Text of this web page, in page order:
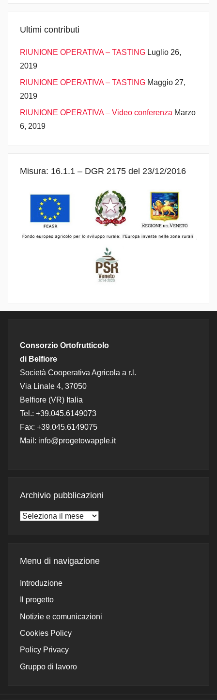
Ultimi contributi
RIUNIONE OPERATIVA – TASTING Luglio 26,
2019
RIUNIONE OPERATIVA – TASTING Maggio 27,
2019
RIUNIONE OPERATIVA – Video conferenza Marzo
6, 2019
Misura: 16.1.1 – DGR 2175 del 23/12/2016
Consorzio Ortofrutticolo
di Belfiore
Società Cooperativa Agricola a r.l.
Via Linale 4, 37050
Belfiore (VR) Italia
Tel.: +39.045.6149073
Fax: +39.045.6149075
Mail: info@progetowapple.it
Archivio pubblicazioni
Archivio
Menu di navigazione
Introduzione
Il progetto
Notizie e comunicazioni
Cookies Policy
Policy Privacy
Gruppo di lavoro